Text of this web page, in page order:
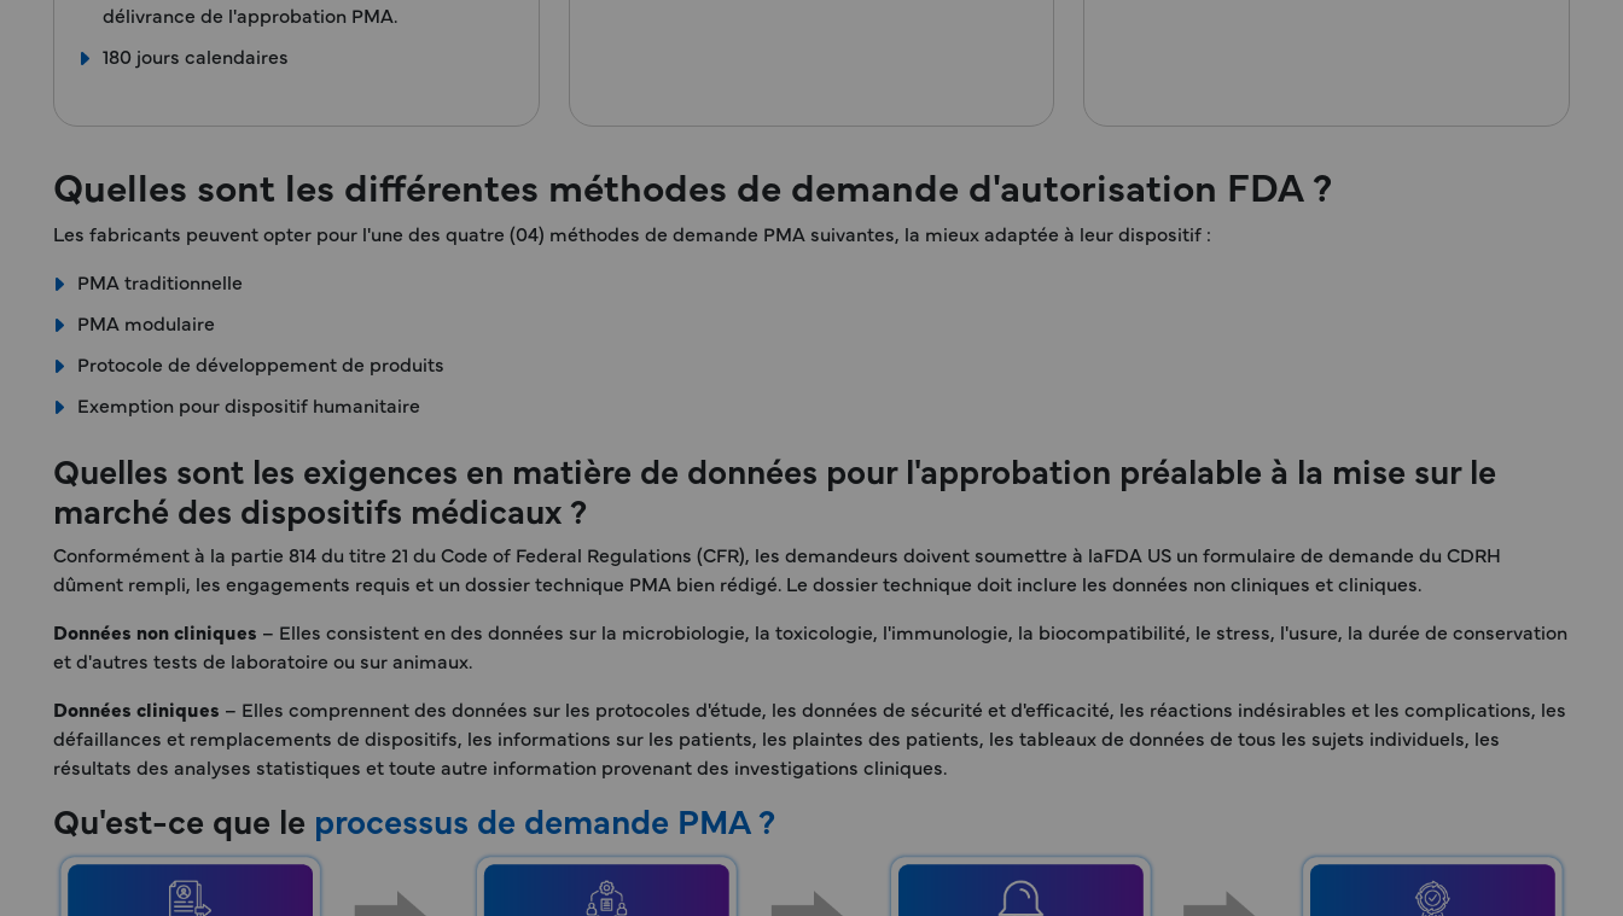
×
délivrance de l'approbation PMA.
180 jours calendaires
Quelles sont les différentes méthodes de demande d'autorisation FDA ?
Les fabricants peuvent opter pour l'une des quatre (04) méthodes de demande PMA suivantes, la mieux adaptée à leur dispositif :
PMA traditionnelle
PMA modulaire
Protocole de développement de produits
Exemption pour dispositif humanitaire
Quelles sont les exigences en matière de données pour l'approbation préalable à la mise sur le
marché des dispositifs médicaux ?
Conformément à la partie 814 du titre 21 du Code of Federal Regulations (CFR), les demandeurs doivent soumettre à laFDA US un formulaire de demande du CDRH
dûment rempli, les engagements requis et un dossier technique PMA bien rédigé. Le dossier technique doit inclure les données non cliniques et cliniques.
Données non cliniques – Elles consistent en des données sur la microbiologie, la toxicologie, l'immunologie, la biocompatibilité, le stress, l'usure, la durée de conservation
et d'autres tests de laboratoire ou sur animaux.
Données cliniques – Elles comprennent des données sur les protocoles d'étude, les données de sécurité et d'efficacité, les réactions indésirables et les complications, les
défaillances et remplacements de dispositifs, les informations sur les patients, les plaintes des patients, les tableaux de données de tous les sujets individuels, les
résultats des analyses statistiques et toute autre information provenant des investigations cliniques.
Qu'est-ce que le processus de demande PMA ?